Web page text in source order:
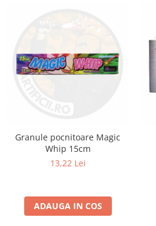
Granule pocnitoare Magic
Whip 15cm
13,22 Lei
ADAUGA IN COS